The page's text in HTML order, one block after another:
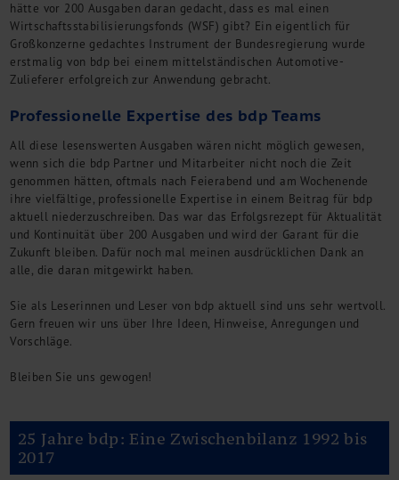
hätte vor 200 Ausgaben daran gedacht, dass es mal einen
Wirtschaftsstabilisierungsfonds (WSF) gibt? Ein eigentlich für
Großkonzerne gedachtes Instrument der Bundesregierung wurde
erstmalig von bdp bei einem mittelständischen Automotive-
Zulieferer erfolgreich zur Anwendung gebracht.
Professionelle Expertise des bdp Teams
All diese lesenswerten Ausgaben wären nicht möglich gewesen,
wenn sich die bdp Partner und Mitarbeiter nicht noch die Zeit
genommen hätten, oftmals nach Feierabend und am Wochenende
ihre vielfältige, professionelle Expertise in einem Beitrag für bdp
aktuell niederzuschreiben. Das war das Erfolgsrezept für Aktualität
und Kontinuität über 200 Ausgaben und wird der Garant für die
Zukunft bleiben. Dafür noch mal meinen ausdrücklichen Dank an
alle, die daran mitgewirkt haben.
Sie als Leserinnen und Leser von bdp aktuell sind uns sehr wertvoll.
Gern freuen wir uns über Ihre Ideen, Hinweise, Anregungen und
Vorschläge.
Bleiben Sie uns gewogen!
25 Jahre bdp: Eine Zwischenbilanz 1992 bis
2017